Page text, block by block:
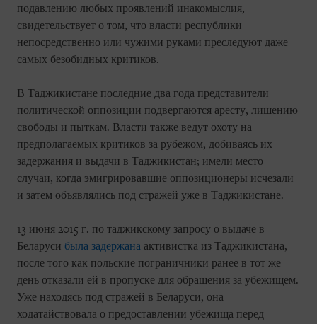
подавлению любых проявлений инакомыслия,
свидетельствует о том, что власти республики
непосредственно или чужими руками преследуют даже
самых безобидных критиков.
В Таджикистане последние два года представители
политической оппозиции подвергаются аресту, лишению
свободы и пыткам. Власти также ведут охоту на
предполагаемых критиков за рубежом, добиваясь их
задержания и выдачи в Таджикистан; имели место
случаи, когда эмигрировавшие оппозиционеры исчезали
и затем объявлялись под стражей уже в Таджикистане.
13 июня 2015 г. по таджикскому запросу о выдаче в
Беларуси была задержана активистка из Таджикистана,
после того как польские пограничники ранее в тот же
день отказали ей в пропуске для обращения за убежищем.
Уже находясь под стражей в Беларуси, она
ходатайствовала о предоставлении убежища перед